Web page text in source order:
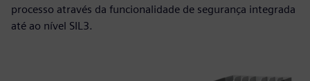
processo através da funcionalidade de segurança integrada
até ao nível SIL3.